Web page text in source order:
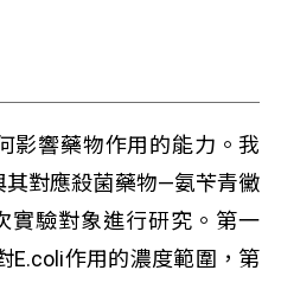
影響藥物作用的能力。我
其對應殺菌藥物—氨苄青黴
實驗對象進行研究。第一
E.coli作用的濃度範圍，第